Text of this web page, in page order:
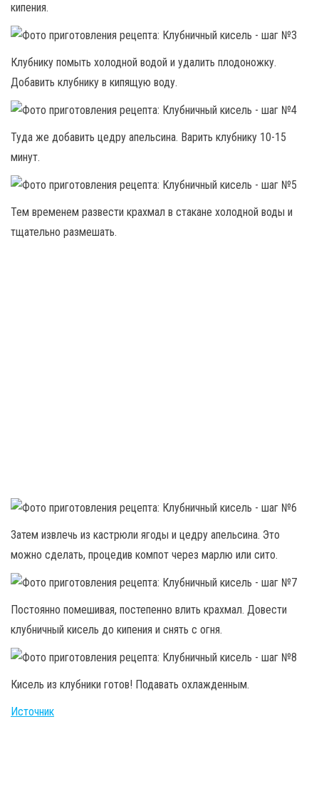
кипения.
Клубнику помыть холодной водой и удалить плодоножку.
Добавить клубнику в кипящую воду.
Туда же добавить цедру апельсина. Варить клубнику 10-15
минут.
Тем временем развести крахмал в стакане холодной воды и
тщательно размешать.
Затем извлечь из кастрюли ягоды и цедру апельсина. Это
можно сделать, процедив компот через марлю или сито.
Постоянно помешивая, постепенно влить крахмал. Довести
клубничный кисель до кипения и снять с огня.
Кисель из клубники готов! Подавать охлажденным.
Источник